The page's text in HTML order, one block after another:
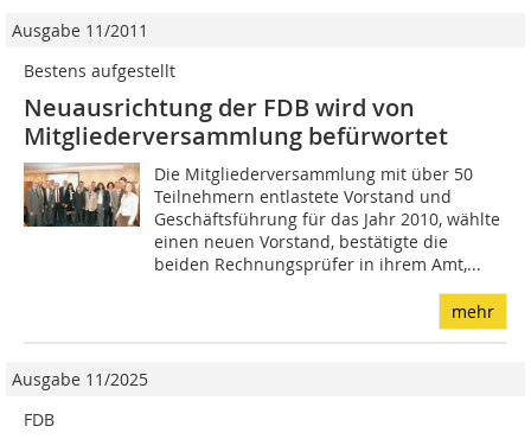
Ausgabe 11/2011
Bestens aufgestellt
Neuausrichtung der FDB wird von
Mitgliederversammlung befürwortet
Die Mitgliederversammlung mit über 50
Teilnehmern entlastete Vorstand und
Geschäftsführung für das Jahr 2010, wählte
einen neuen Vorstand, bestätigte die
beiden Rechnungsprüfer in ihrem Amt,...
mehr
Ausgabe 11/2025
FDB